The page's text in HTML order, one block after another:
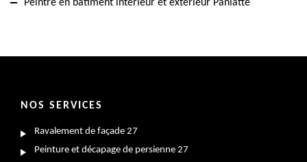
Peintre en bâtiment intérieur et extérieur Panlatte
NOS SERVICES
Ravalement de façade 27
Peinture et décapage de persienne 27